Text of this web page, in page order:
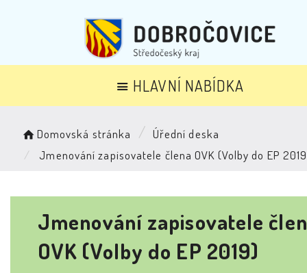
HLAVNÍ NABÍDKA
Domovská stránka
Úřední deska
Jmenování zapisovatele člena OVK (Volby do EP
Jmenování zapisovatele
OVK (Volby do EP 2019)